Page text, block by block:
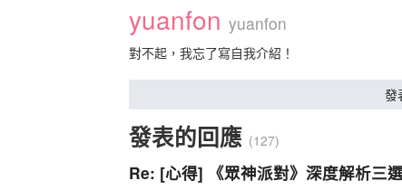
yuanfon yuanfon
對不起，我忘了寫自我介紹！
發
發表的回應 (127)
Re: [心得] 《眾神派對》深度解析三